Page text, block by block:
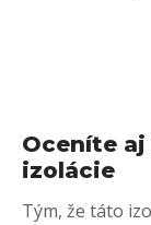
Oceníte
izolácie
Tým, že táto